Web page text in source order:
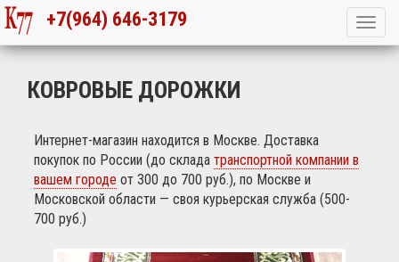
+7(964) 646-3179
КОВРОВЫЕ ДОРОЖКИ
Интернет-магазин находится в Москве. Доставка
покупок по России (до складатранспортной компании в
вашем городе от 300 до 700 руб.), по Москве и
Московской области — своя курьерская служба (500-
700 руб.)